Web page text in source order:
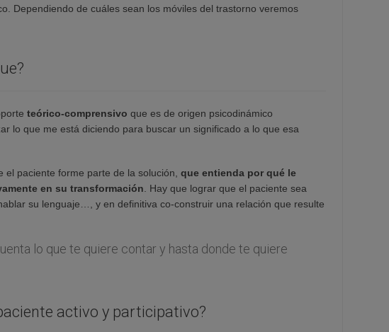
Dependiendo de cuáles sean los móviles del trastorno veremos
teórico-comprensivo que es de origen psicodinámico
lo que me está diciendo para buscar un significado a lo que esa
el paciente forme parte de la solución, que entienda por qué le
en su transformación. Hay que lograr que el paciente sea
su lenguaje…, y en definitiva co-construir una relación que resulte
lo que te quiere contar y hasta donde te quiere
activo y participativo?